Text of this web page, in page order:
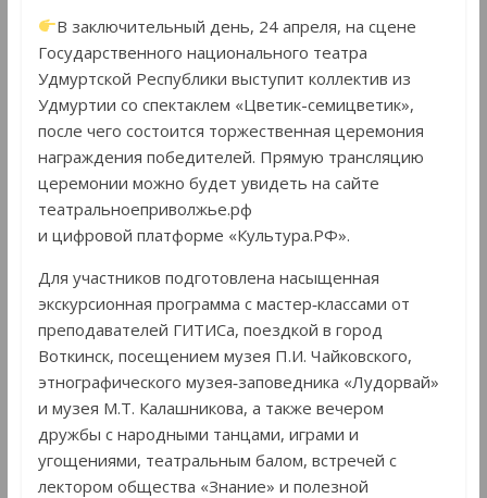
В заключительный день, 24 апреля, на сцене
Государственного национального театра
Удмуртской Республики выступит коллектив из
Удмуртии со спектаклем «Цветик-семицветик»,
после чего состоится торжественная церемония
награждения победителей. Прямую трансляцию
церемонии можно будет увидеть на сайте
театральноеприволжье.рф
и цифровой платформе «Культура.РФ».
Для участников подготовлена насыщенная
экскурсионная программа с мастер‑классами от
преподавателей ГИТИСа, поездкой в город
Воткинск, посещением музея П.И. Чайковского,
этнографического музея‑заповедника «Лудорвай»
и музея М.Т. Калашникова, а также вечером
дружбы с народными танцами, играми и
угощениями, театральным балом, встречей с
лектором общества «Знание» и полезной